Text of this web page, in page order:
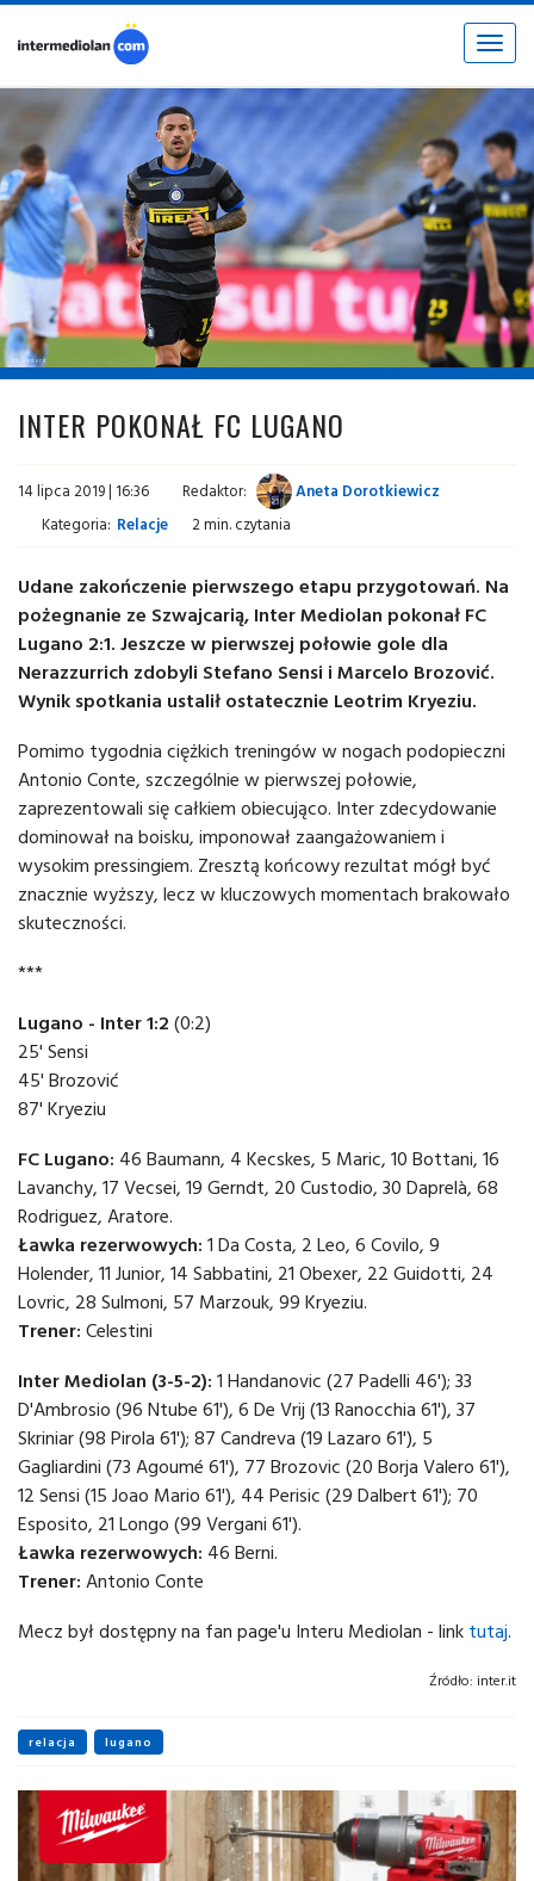
Toggle
fot. © inter.it
INTER POKONAŁ FC LUGANO
14 lipca 2019 | 16:36 Redaktor:
Aneta Dorotkiewicz
Kategoria: Relacje 2 min. czytania
Udane zakończenie pierwszego etapu przygotowań. Na
pożegnanie ze Szwajcarią, Inter Mediolan pokonał FC
Lugano 2:1. Jeszcze w pierwszej połowie gole dla
Nerazzurrich zdobyli Stefano Sensi i Marcelo Brozović.
Wynik spotkania ustalił ostatecznie Leotrim Kryeziu.
Pomimo tygodnia ciężkich treningów w nogach podopieczni
Antonio Conte, szczególnie w pierwszej połowie,
zaprezentowali się całkiem obiecująco. Inter zdecydowanie
dominował na boisku, imponował zaangażowaniem i
wysokim pressingiem. Zresztą końcowy rezultat mógł być
znacznie wyższy, lecz w kluczowych momentach brakowało
skuteczności.
***
Lugano - Inter 1:2 (0:2)
25' Sensi
45' Brozović
87' Kryeziu
FC Lugano: 46 Baumann, 4 Kecskes, 5 Maric, 10 Bottani, 16
Lavanchy, 17 Vecsei, 19 Gerndt, 20 Custodio, 30 Daprelà, 68
Rodriguez, Aratore.
Ławka rezerwowych: 1 Da Costa, 2 Leo, 6 Covilo, 9
Holender, 11 Junior, 14 Sabbatini, 21 Obexer, 22 Guidotti, 24
Lovric, 28 Sulmoni, 57 Marzouk, 99 Kryeziu.
Trener: Celestini
Inter Mediolan (3-5-2): 1 Handanovic (27 Padelli 46'); 33
D'Ambrosio (96 Ntube 61'), 6 De Vrij (13 Ranocchia 61'), 37
Skriniar (98 Pirola 61'); 87 Candreva (19 Lazaro 61'), 5
Gagliardini (73 Agoumé 61'), 77 Brozovic (20 Borja Valero 61'),
12 Sensi (15 Joao Mario 61'), 44 Perisic (29 Dalbert 61'); 70
Esposito, 21 Longo (99 Vergani 61').
Ławka rezerwowych: 46 Berni.
Trener: Antonio Conte
Mecz był dostępny na fan page'u Interu Mediolan - link tutaj.
Źródło: inter.it
relacja lugano